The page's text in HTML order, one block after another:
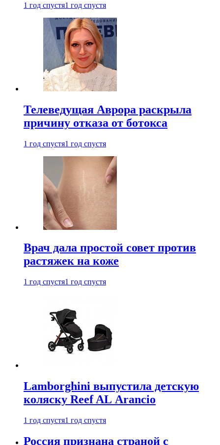
1 год спустя1 год спустя
Телеведущая Аврора раскрыла
причину отказа от ботокса
1 год спустя1 год спустя
Врач дала простой совет против
растяжек на коже
1 год спустя1 год спустя
Lamborghini выпустила детскую
коляску Reef AL Arancio
1 год спустя1 год спустя
Россия признана страной с